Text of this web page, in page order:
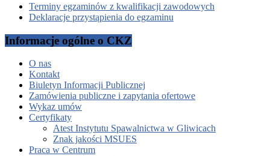
Terminy egzaminów z kwalifikacji zawodowych
Deklaracje przystąpienia do egzaminu
Informacje ogólne o CKZ
O nas
Kontakt
Biuletyn Informacji Publicznej
Zamówienia publiczne i zapytania ofertowe
Wykaz umów
Certyfikaty
Atest Instytutu Spawalnictwa w Gliwicach
Znak jakości MSUES
Praca w Centrum